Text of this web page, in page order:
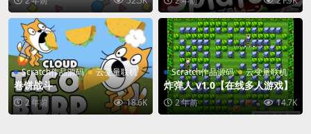
Scratch作品源码 云变量联机
卷饼战斗
2 年前 18.6K
Scratch作品源码 云变量联机
炸弹人 v1.0【在线多人游戏】
2 年前 14.7K